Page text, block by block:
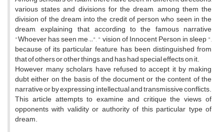
various states and divisions for the dream, among them the
division of the dream into the credit of person who seen in the
dream, explaining that, according to the famous narrative
"Whoever has seen me…", " vision of Innocent Person in sleep ",
because of its particular feature, has been distinguished from
that of others or other things, and has had special effects on it.
However, many scholars have refused to accept it by making
dubt either on the basis of the document or the content of the
narrative or by expressing intellectual and transmissive conflicts.
This article attempts to examine and critique the views of
opponents with validity or authority of this particular type of
dream.